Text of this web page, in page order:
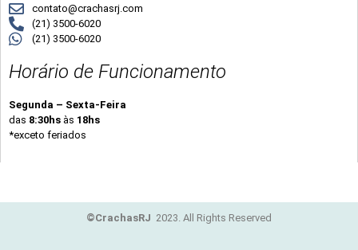
contato@crachasrj.com
(21) 3500-6020
(21) 3500-6020
Horário de Funcionamento
Segunda – Sexta-Feira
das 8:30hs às 18hs
*exceto feriados
©CrachasRJ 2023. All Rights Reserved